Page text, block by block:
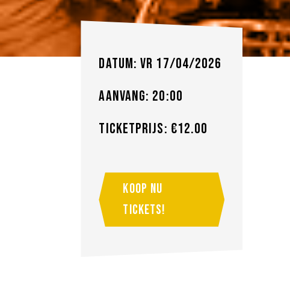
Datum: vr 17/04/2026
Aanvang: 20:00
Ticketprijs: €12.00
Koop nu
tickets!